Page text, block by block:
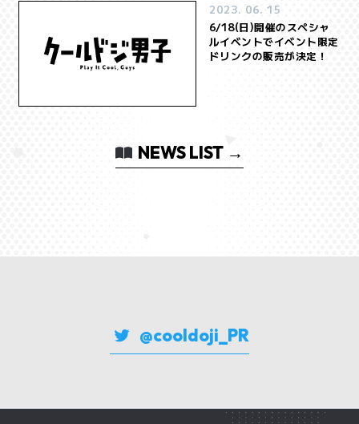
2023. 06. 15
6/18(日)開催のスペシャ
ルイベントでイベント限定
ドリンクの販売が決定！
NEWS LIST →
@cooldoji_PR